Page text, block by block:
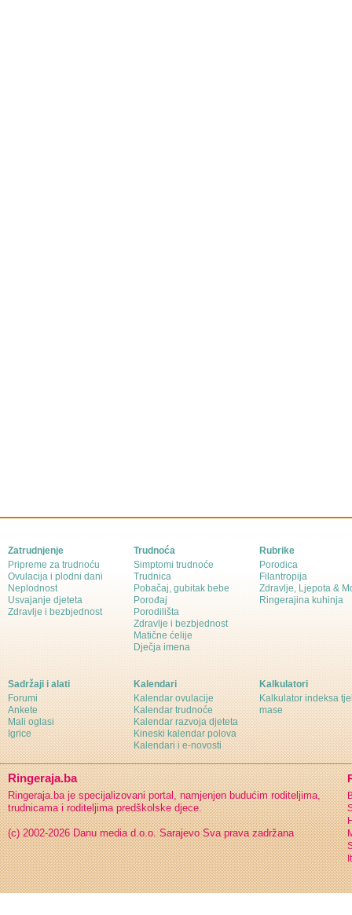
Zatrudnjenje
Pripreme za trudnoću
Ovulacija i plodni dani
Neplodnost
Usvajanje djeteta
Zdravlje i bezbjednost
Trudnoća
Simptomi trudnoće
Trudnica
Pobačaj, gubitak bebe
Porođaj
Porodilišta
Zdravlje i bezbjednost
Matične ćelije
Dječja imena
Rubrike
Porodica
Filantropija
Zdravlje, Ljepota &
Ringerajina kuhinja
Sadržaji i alati
Forumi
Ankete
Mali oglasi
Igrice
Kalendari
Kalendar ovulacije
Kalendar trudnoće
Kalendar razvoja djeteta
Kineski kalendar polova
Kalendari i e-novosti
Kalkulatori
Kalkulator indeksa
mase
Ringeraja.ba
Ringeraja.ba je specijalizovani portal, namjenjen budućim roditeljima,
trudnicama i roditeljima predškolske djece.
(c) 2002-2026 Danu media d.o.o. Sarajevo Sva prava zadržana